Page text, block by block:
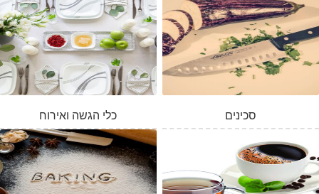
כלי הגשה ואירוח סכינים